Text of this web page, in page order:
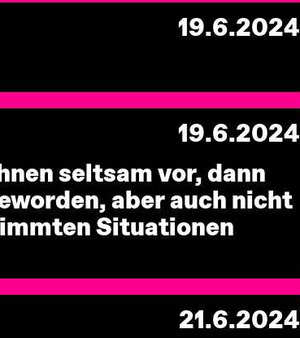
19.6.2024
19.6.2024
seltsam vor, dann
aber auch nicht
Situationen
21.6.2024